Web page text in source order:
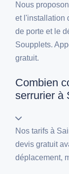
Nous
et l'installation
de porte et le
Soupplets.
gratuit.
Combien
serrurier à
Nos tarifs à
devis gratuit
déplacement,